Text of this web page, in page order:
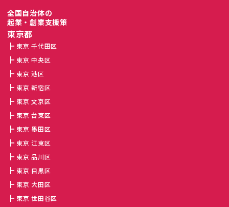
全国自治体の
起業・創業支援策
東京都
東京 千代田区
東京 中央区
東京 港区
東京 新宿区
東京 文京区
東京 台東区
東京 墨田区
東京 江東区
東京 品川区
東京 目黒区
東京 大田区
東京 世田谷区